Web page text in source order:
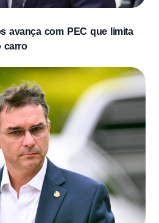
avança com PEC que limita
carro